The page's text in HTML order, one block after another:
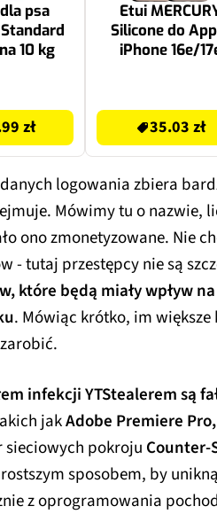
psa
10 kg
zł
Etui
Silicone do
iPhone 16e/
35.03 zł
logowania zbiera
Mówimy tu o nazwie,
ono zmonetyzowane. Nie
- tutaj przestępcy nie są
które będą miały wpływ
. Mówiąc krótko, im większe
infekcji YTStealerem są
jakAdobe Premiere
pokroju Counter-
sposobem, by
z oprogramowania